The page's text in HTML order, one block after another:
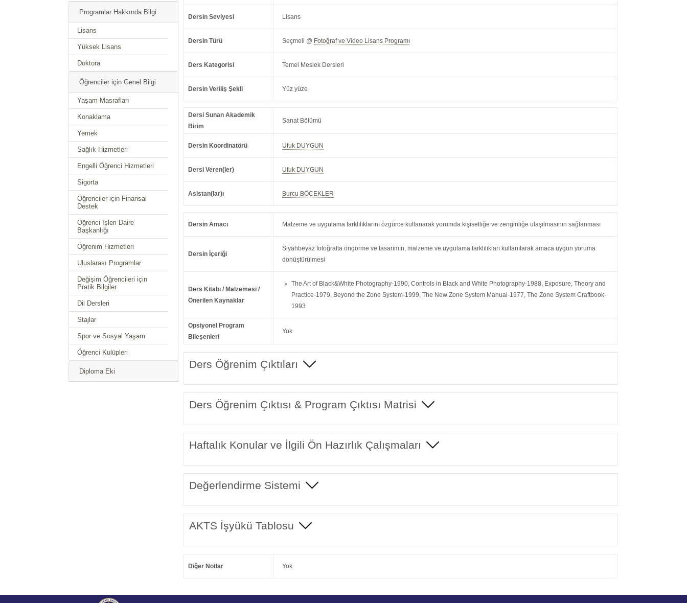
Programlar Hakkında Bilgi
Lisans
Yüksek Lisans
Doktora
Öğrenciler için Genel Bilgi
Yaşam Masrafları
Konaklama
Yemek
Sağlık Hizmetleri
Engelli Öğrenci Hizmetleri
Sigorta
Öğrenciler için Finansal
Destek
Öğrenci İşleri Daire
Başkanlığı
Öğrenim Hizmetleri
Uluslarası Programlar
Değişim Öğrencileri için
Pratik Bilgiler
Dil Dersleri
Stajlar
Spor ve Sosyal Yaşam
Öğrenci Kulüpleri
Diploma Eki
Dersin Seviyesi Lisans
Dersin Türü Seçmeli @ Fotoğraf ve Video Lisans Programı
Ders Kategorisi Temel Meslek Dersleri
Dersin Veriliş Şekli Yüz yüze
Dersi Sunan Akademik
Birim
Sanat Bölümü
Dersin Koordinatörü Ufuk DUYGUN
Dersi Veren(ler) Ufuk DUYGUN
Asistan(lar)ı Burcu BÖCEKLER
Dersin Amacı Malzeme ve uygulama farklılıklarını özgürce kullanarak yorumda kişiselliğe ve zenginliğe ulaşılmasının sağlanması
Dersin İçeriği
Siyahbeyaz fotoğrafta öngörme ve tasarımın, malzeme ve uygulama farklılıkları kullanılarak amaca uygun yoruma
dönüştürülmesi
Ders Kitabı / Malzemesi /
Önerilen Kaynaklar
The Art of Black&White Photography-1990, Controls in Black and White Photography-1988, Exposure, Theory and
Practice-1979, Beyond the Zone System-1999, The New Zone System Manual-1977, The Zone System Craftbook-
1993
Opsiyonel Program
Bileşenleri
Yok
Ders Öğrenim Çıktıları
Ders Öğrenim Çıktısı & Program Çıktısı Matrisi
Haftalık Konular ve İlgili Ön Hazırlık Çalışmaları
Değerlendirme Sistemi
AKTS İşyükü Tablosu
Diğer Notlar Yok